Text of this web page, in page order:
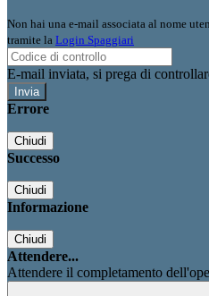
Non hai una e-mail associata al nome
tramite la Login Spaggiari
E-mail inviata, si prega di
Errore
Chiudi
Successo
Chiudi
Informazione
Chiudi
Attendere...
Attendere il completamento